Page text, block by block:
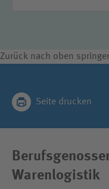
Zurück nach oben
Seite drucken
Warenlogistik